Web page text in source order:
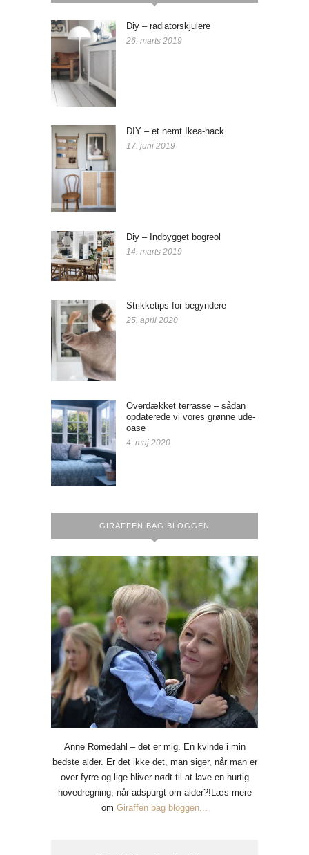
Diy – radiatorskjulere
26. marts 2019
DIY – et nemt Ikea-hack
17. juni 2019
Diy – Indbygget bogreol
14. marts 2019
Strikketips for begyndere
25. april 2020
Overdækket terrasse – sådan
opdaterede vi vores grønne ude-
oase
4. maj 2020
GIRAFFEN BAG BLOGGEN
Anne Romedahl – det er mig. En kvinde i min
bedste alder. Er det ikke det, man siger, når man er
over fyrre og lige bliver nødt til at lave en hurtig
hovedregning, når adspurgt om alder?!Læs mere
om Giraffen bag bloggen...